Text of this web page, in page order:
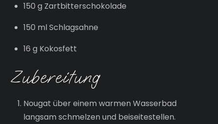
150 g Zartbitterschokolade
150 ml Schlagsahne
16 g Kokosfett
Zubereitung
Nougat über einem warmen Wasserbad
langsam schmelzen und beiseitestellen.